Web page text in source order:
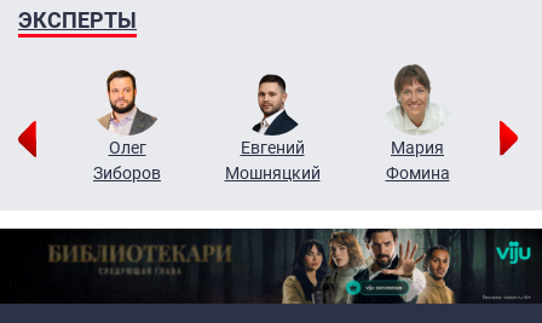
ЭКСПЕРТЫ
Олег
Зиборов
Евгений
Мошняцкий
Мария
Фомина